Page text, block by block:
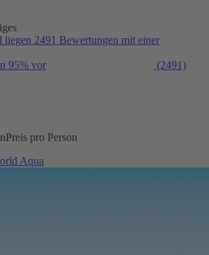
liegen 2491 Bewertungen mit einer
95% vor
(2491)
Preis pro Person
Aqua